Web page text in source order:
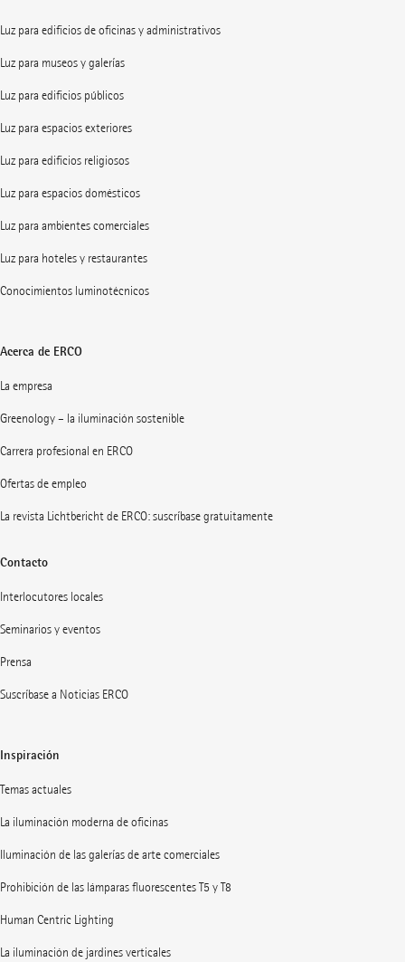
Luz para edificios de oficinas y administrativos
Luz para museos y galerías
Luz para edificios públicos
Luz para espacios exteriores
Luz para edificios religiosos
Luz para espacios domésticos
Luz para ambientes comerciales
Luz para hoteles y restaurantes
Conocimientos luminotécnicos
Acerca de ERCO
La empresa
Greenology – la iluminación sostenible
Carrera profesional en ERCO
Ofertas de empleo
La revista Lichtbericht de ERCO: suscríbase gratuitamente
Contacto
Interlocutores locales
Seminarios y eventos
Prensa
Suscríbase a Noticias ERCO
Inspiración
Temas actuales
La iluminación moderna de oficinas
Iluminación de las galerías de arte comerciales
Prohibición de las lámparas fluorescentes T5 y T8
Human Centric Lighting
La iluminación de jardines verticales